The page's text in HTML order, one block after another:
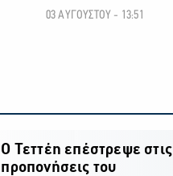
03 ΑΥΓΟΥΣΤΟΥ - 13:51
Ο Τεττέη επέστρεψε στις
προπονήσεις του